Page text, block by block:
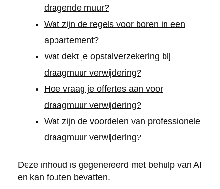
dragende muur?
Wat zijn de regels voor boren in een
appartement?
Wat dekt je opstalverzekering bij
draagmuur verwijdering?
Hoe vraag je offertes aan voor
draagmuur verwijdering?
Wat zijn de voordelen van professionele
draagmuur verwijdering?
Deze inhoud is gegenereerd met behulp van AI
en kan fouten bevatten.